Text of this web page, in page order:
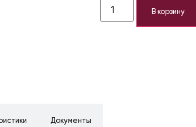
В корзину
Документы